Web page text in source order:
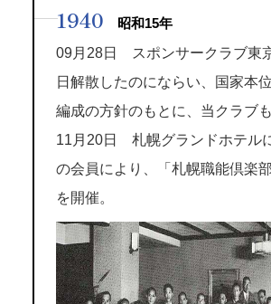
1940
昭和15年
09月28日 スポンサークラブ東
日解散したのにならい、国家本
編成の方針のもとに、当クラブも
11月20日 札幌グランドホテル
の会員により、「札幌職能倶楽
を開催。